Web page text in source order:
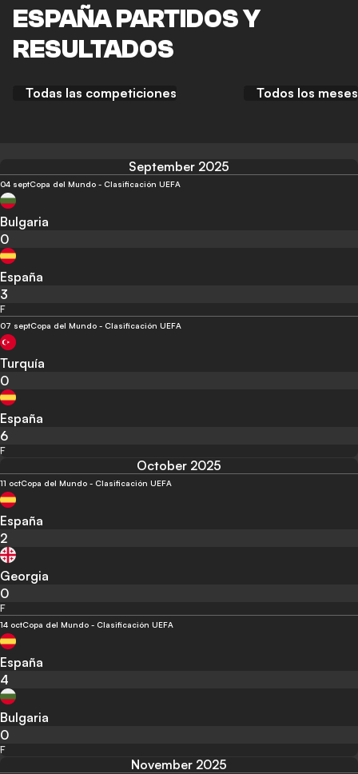
ESPAÑA PARTIDOS Y
RESULTADOS
Todas las competiciones Todos los meses
September 2025
04 septCopa del Mundo - Clasificación UEFA
Bulgaria
0
España
3
F
07 septCopa del Mundo - Clasificación UEFA
Turquía
0
España
6
F
October 2025
11 octCopa del Mundo - Clasificación UEFA
España
2
Georgia
0
F
14 octCopa del Mundo - Clasificación UEFA
España
4
Bulgaria
0
F
November 2025